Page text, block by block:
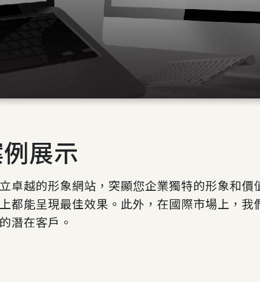
展示
卓越的形象網站，突顯您企業獨特的形象和
都能呈現最佳效果。此外，在國際市場上，我
潛在客戶。